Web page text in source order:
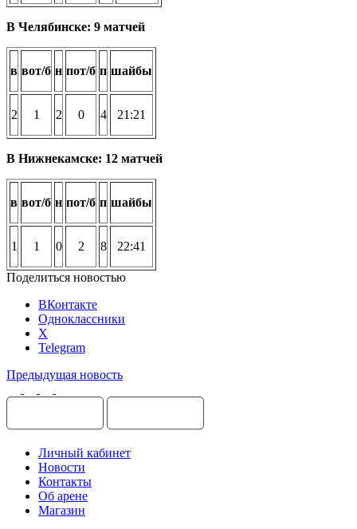
В Челябинске: 9 матчей
в вот/б н пот/б п шайбы
2 1 2 0 4 21:21
В Нижнекамске: 12 матчей
в вот/б н пот/б п шайбы
1 1 0 2 8 22:41
Поделиться новостью
ВКонтакте
Одноклассники
X
Telegram
Предыдущая новость
Личный кабинет
Новости
Контакты
Об арене
Магазин